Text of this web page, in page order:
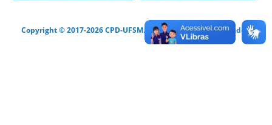
Copyright © 2017-2026 CPD-UFSM. Todos os direitos reservados.